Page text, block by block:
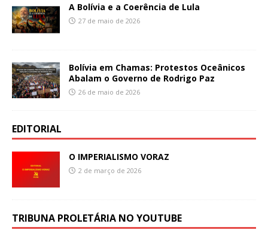
A Bolívia e a Coerência de Lula
27 de maio de 2026
Bolívia em Chamas: Protestos Oceânicos
Abalam o Governo de Rodrigo Paz
26 de maio de 2026
EDITORIAL
O IMPERIALISMO VORAZ
2 de março de 2026
TRIBUNA PROLETÁRIA NO YOUTUBE